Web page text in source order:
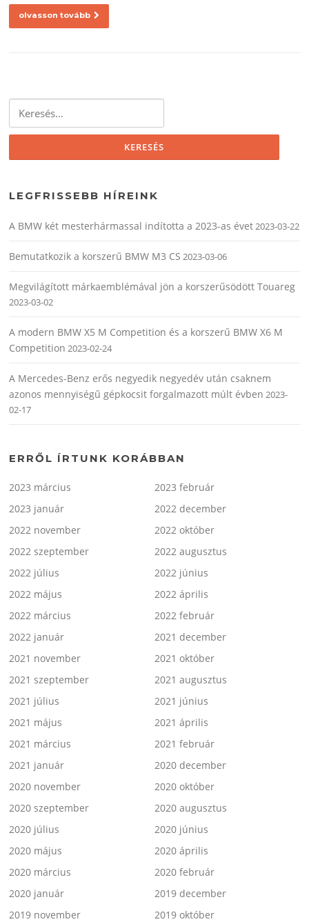
olvasson tovább
LEGFRISSEBB HÍREINK
A BMW két mesterhármassal indította a 2023-as évet2023-03-22
Bemutatkozik a korszerű BMW M3 CS 2023-03-06
Megvilágított márkaemblémával jön a korszerűsödött Touareg
2023-03-02
A modern BMW X5 M Competition és a korszerű BMW X6 M
Competition 2023-02-24
A Mercedes-Benz erős negyedik negyedév után csaknem
azonos mennyiségű gépkocsit forgalmazott múlt évben 2023-
02-17
ERRŐL ÍRTUNK KORÁBBAN
2023 március
2023 február
2023 január
2022 december
2022 november
2022 október
2022 szeptember
2022 augusztus
2022 július
2022 június
2022 május
2022 április
2022 március
2022 február
2022 január
2021 december
2021 november
2021 október
2021 szeptember
2021 augusztus
2021 július
2021 június
2021 május
2021 április
2021 március
2021 február
2021 január
2020 december
2020 november
2020 október
2020 szeptember
2020 augusztus
2020 július
2020 június
2020 május
2020 április
2020 március
2020 február
2020 január
2019 december
2019 november
2019 október